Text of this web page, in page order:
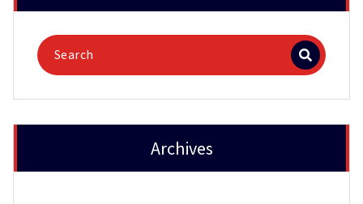
Archives